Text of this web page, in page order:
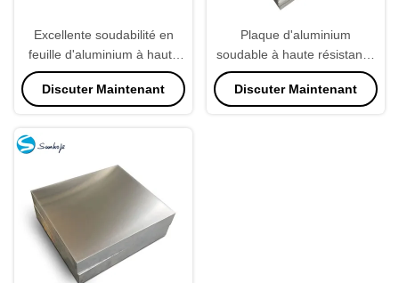
Excellente soudabilité en
feuille d'aluminium à haute
formabilité
Discuter Maintenant
Plaque d'aluminium
soudable à haute résistance
3003
Discuter Maintenant